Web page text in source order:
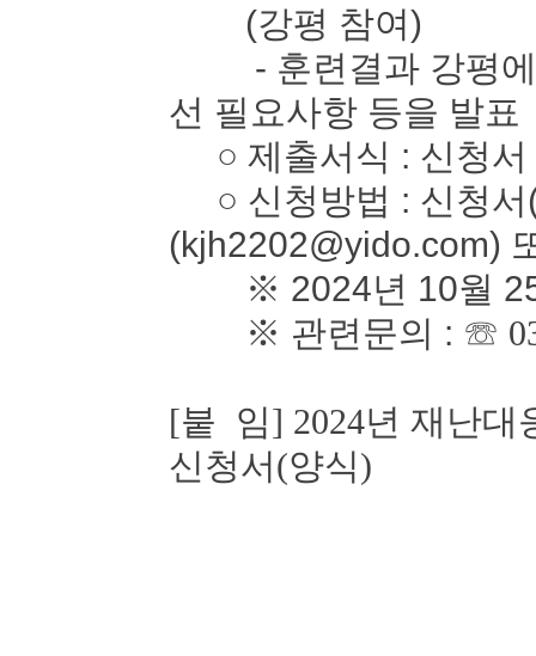
(강평 참여)
- 훈련결과 강평에
선 필요사항 등을 발표
○ 제출서식 : 신청서
○ 신청방법 : 신청서
(kjh2202@yido.com)
※ 2024년 10월 25
※ 관련문의 : ☏
[붙 임] 2024년 재난대
신청서(양식)